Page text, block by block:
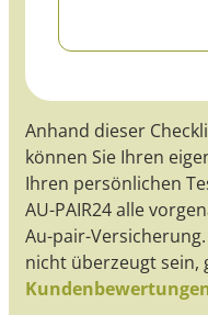
Anhand dieser
können Sie Ihren
Ihren persönlichen
AU-PAIR24 alle
Au-pair-
nicht überzeugt sein,